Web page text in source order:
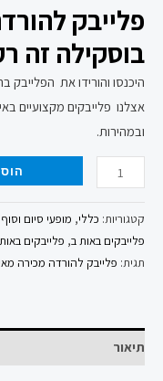
פלייבק
בוסקילה זה
היכנסו והורידו את הפלייבק
אצלנו פלייבקים מקצועיים
ובמהירות.
קטגוריות: כללי, מופעי סיום
פלייבקים באות ב, פלייבקים
תגית: פלייבק להורדה מכירה
תיאור